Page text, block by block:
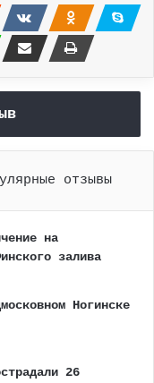
отзывы
на
залива
Ногинске
26